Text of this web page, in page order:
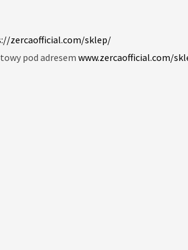
zercaofficial.com/sklep/
pod adresem www.zercaofficial.com/